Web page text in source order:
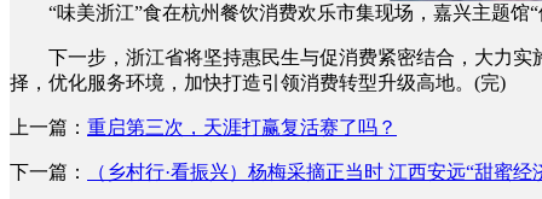
“味美浙江”食在杭州餐饮消费欢乐市集现场，嘉兴主题馆
下一步，浙江省将坚持惠民生与促消费紧密结合，大力实
择，优化服务环境，加快打造引领消费转型升级高地。(完)
上一篇： 重启第三次，天涯打赢复活赛了吗？
下一篇： （乡村行·看振兴）杨梅采摘正当时 江西安远“甜蜜经